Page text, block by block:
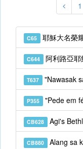
1
C65 耶穌大名榮
C644 阿利路亞耶
T637 "Nawasak
P355 "Pede em
CB628 Agi's
CB880 Alang sa